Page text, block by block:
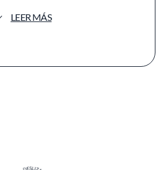
la experiencia culinaria.
con la selección minuciosa
LEER MÁS